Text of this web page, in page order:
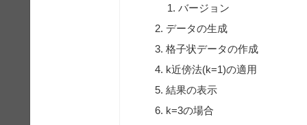
バージョン
データの生成
格子状データの作成
k近傍法(k=1)の適用
結果の表示
k=3の場合